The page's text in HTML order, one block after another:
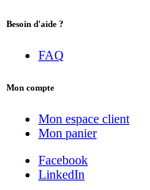
Besoin d'aide ?
FAQ
Mon compte
Mon espace client
Mon panier
Facebook
LinkedIn